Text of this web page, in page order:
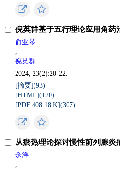
倪英群基于五行理论应用角药
俞亚琴
,
倪英群
2024, 23(2):20-22.
[摘要](93)
[HTML](120)
[PDF 408.18 K](307)
从瘀热理论探讨慢性前列腺炎
余洋
,